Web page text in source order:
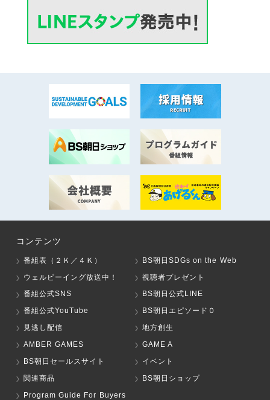
コンテンツ
番組表（２Ｋ／４Ｋ）
BS朝日SDGs on the Web
ウェルビーイング放送中！
視聴者プレゼント
番組公式SNS
BS朝日公式LINE
番組公式YouTube
BS朝日エピソード０
見逃し配信
地方創生
AMBER GAMES
GAME A
BS朝日セールスサイト
イベント
関連商品
BS朝日ショップ
Program Guide For Buyers